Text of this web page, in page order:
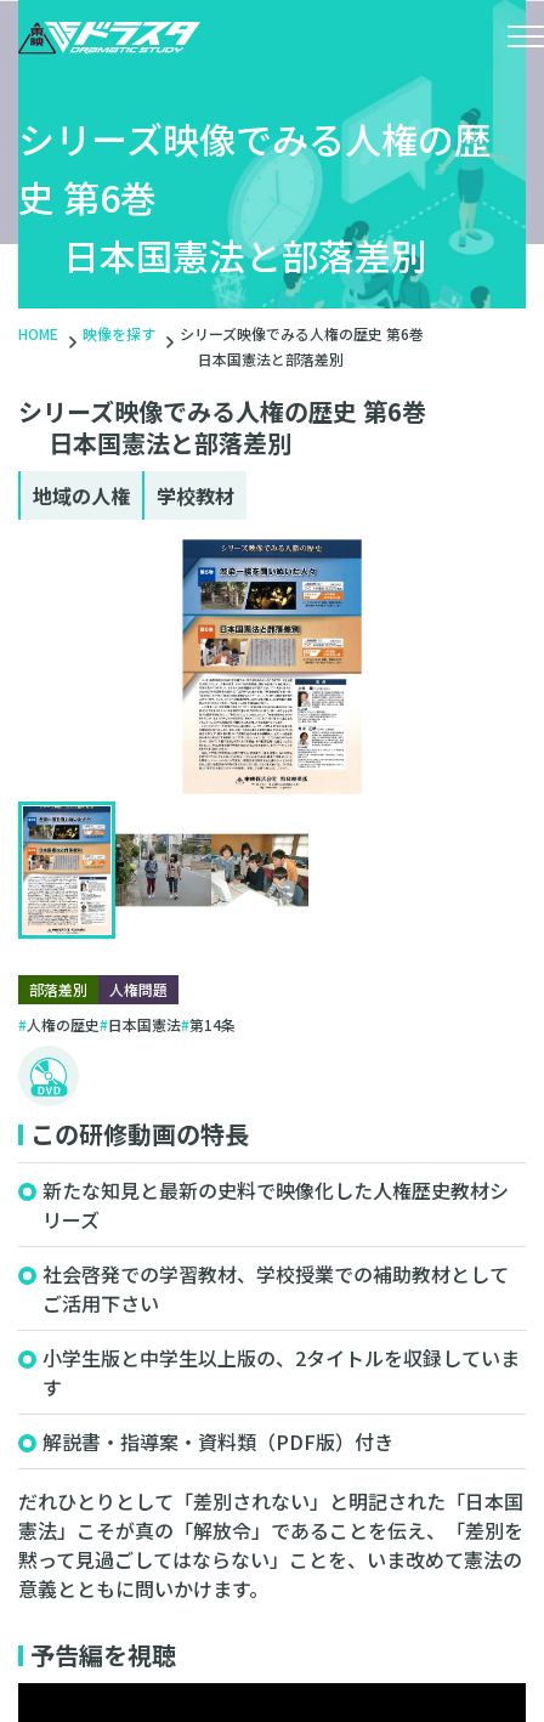
シリーズ映像でみる人権の歴
史 第6巻
日本国憲法と部落差別
HOME 映像を探す
シリーズ映像でみる人権の歴史 第6巻
日本国憲法と部落差別
シリーズ映像でみる人権の歴史 第6巻
日本国憲法と部落差別
地域の人権 学校教材
部落差別
人権問題
人権の歴史 日本国憲法 第14条
この研修動画の特長
新たな知見と最新の史料で映像化した人権歴史教材シ
リーズ
社会啓発での学習教材、学校授業での補助教材として
ご活用下さい
小学生版と中学生以上版の、2タイトルを収録していま
す
解説書・指導案・資料類（PDF版）付き
だれひとりとして「差別されない」と明記された「日本国
憲法」こそが真の「解放令」であることを伝え、「差別を
黙って見過ごしてはならない」ことを、いま改めて憲法の
意義とともに問いかけます。
予告編を視聴